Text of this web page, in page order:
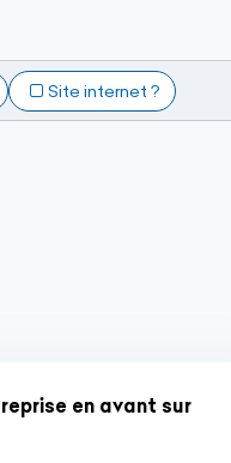
Site internet ?
en avant sur